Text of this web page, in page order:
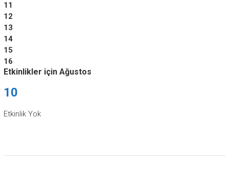
11
12
13
14
15
16
Etkinlikler için Ağustos
10
Etkinlik Yok